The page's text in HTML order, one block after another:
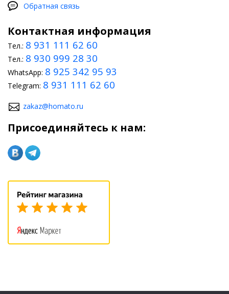
Обратная связь
Контактная информация
Тел.: 8 931 111 62 60
Тел.: 8 930 999 28 30
WhatsApp: 8 925 342 95 93
Telegram: 8 931 111 62 60
zakaz@homato.ru
Присоединяйтесь к нам: